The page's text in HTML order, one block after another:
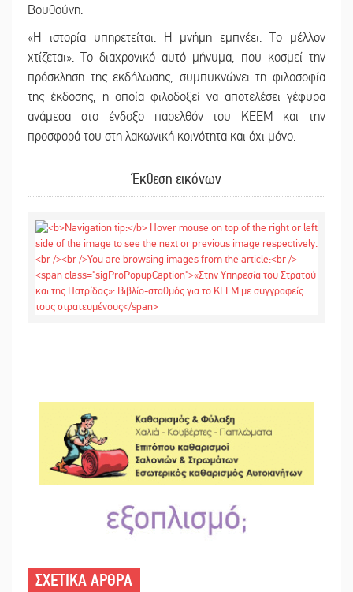
Βουθούνη.
«Η ιστορία υπηρετείται. Η μνήμη εμπνέει. Το μέλλον
χτίζεται». Το διαχρονικό αυτό μήνυμα, που κοσμεί την
πρόσκληση της εκδήλωσης, συμπυκνώνει τη φιλοσοφία
της έκδοσης, η οποία φιλοδοξεί να αποτελέσει γέφυρα
ανάμεσα στο ένδοξο παρελθόν του ΚΕΕΜ και την
προσφορά του στη λακωνική κοινότητα και όχι μόνο.
Έκθεση εικόνων
ΣΧΕΤΙΚΑ ΑΡΘΡΑ